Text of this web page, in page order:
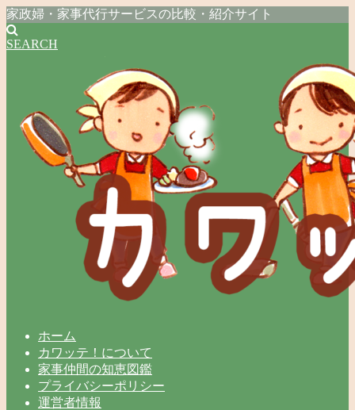
家政婦・家事代行サービスの比較・紹介サイト
SEARCH
ホーム
カワッテ！について
家事仲間の知恵図鑑
プライバシーポリシー
運営者情報